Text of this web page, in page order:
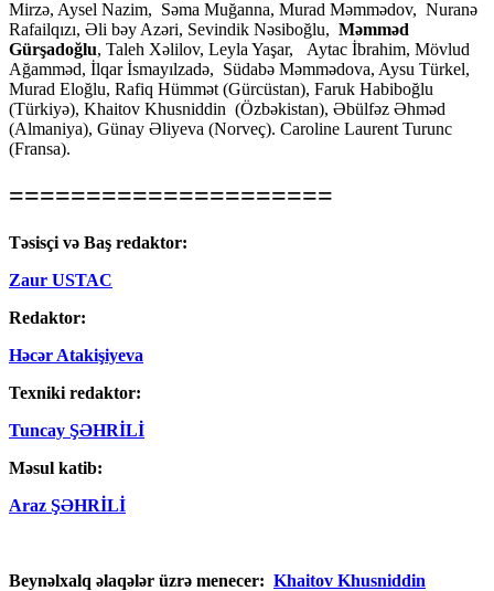
Mirzə, Aysel Nazim, Səma Muğanna, Murad Məmmədov, Nuranə
Rafailqızı, Əli bəy Azəri, Sevindik Nəsiboğlu, Məmməd
Gürşadoğlu, Taleh Xəlilov, Leyla Yaşar, Aytac İbrahim, Mövlud
Ağamməd, İlqar İsmayılzadə, Südabə Məmmədova, Aysu Türkel,
Murad Eloğlu, Rafiq Hümmət (Gürcüstan), Faruk Habiboğlu
(Türkiyə), Khaitov Khusniddin (Özbəkistan), Əbülfəz Əhməd
(Almaniya), Günay Əliyeva (Norveç). Caroline Laurent Turunc
(Fransa).
=====================
Təsisçi və Baş redaktor:
Zaur USTAC
Redaktor:
Həcər Atakişiyeva
Texniki redaktor:
Tuncay ŞƏHRİLİ
Məsul katib:
Araz ŞƏHRİLİ
Beynəlxalq əlaqələr üzrə menecer: Khaitov Khusniddin